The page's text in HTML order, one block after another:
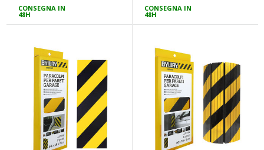
CONSEGNA IN
48H
CONSEGNA IN
48H